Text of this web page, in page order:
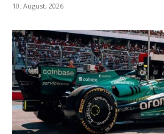
10. August, 2026